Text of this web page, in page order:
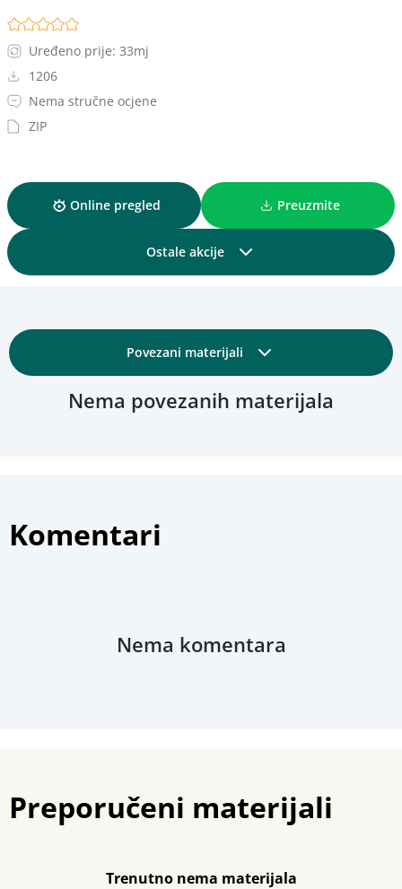
Uređeno prije: 33mj
1206
Nema stručne ocjene
ZIP
Online pregled Preuzmite
Ostale akcije
Dodajte u kolekciju
Dodajte u favorite
Povezani materijali
Osnovni detalji
Fotografije
Nema povezanih materijala
Komentari
Nema komentara
Preporučeni materijali
Trenutno nema materijala